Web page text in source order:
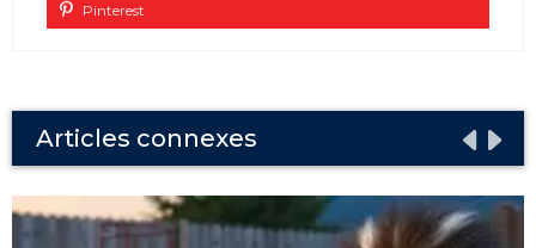
Pinterest
Articles connexes